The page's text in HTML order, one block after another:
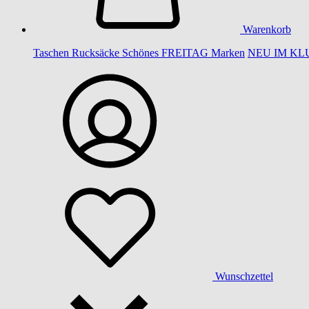
Warenkorb
Taschen Rucksäcke Schönes FREITAG Marken NEU IM
Wunschzettel